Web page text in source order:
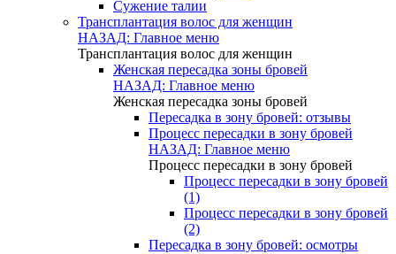
Сужение талии
Трансплантация волос для женщин
НАЗАД: Главное меню
Трансплантация волос для женщин
Женская пересадка зоны бровей
НАЗАД: Главное меню
Женская пересадка зоны бровей
Пересадка в зону бровей: отзывы
Процесс пересадки в зону бровей
НАЗАД: Главное меню
Процесс пересадки в зону бровей
Процесс пересадки в зону бровей
(1)
Процесс пересадки в зону бровей
(2)
Пересадка в зону бровей: осмотры